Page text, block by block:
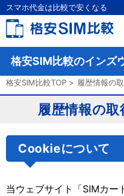
スマホ代金は比較で安くなる
格安SIM比較のインズ
格安SIM比較TOP > 履歴情報の
履歴情報の
Cookieについて
当ウェブサイト「SIMカー